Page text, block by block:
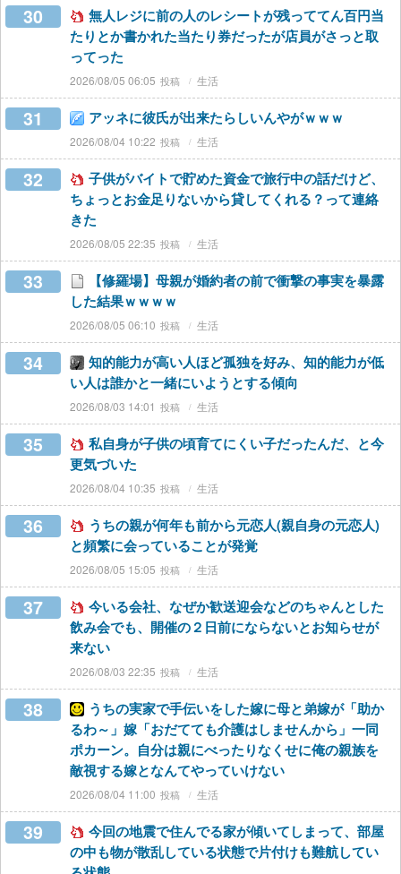
30
無人レジに前の人のレシートが残っててん百円当
たりとか書かれた当たり券だったが店員がさっと取
ってった
2026/08/05 06:05 生活
31 アッネに彼氏が出来たらしいんやがｗｗｗ
2026/08/04 10:22 生活
32
子供がバイトで貯めた資金で旅行中の話だけど、
ちょっとお金足りないから貸してくれる？って連絡
きた
2026/08/05 22:35 生活
33
【修羅場】母親が婚約者の前で衝撃の事実を暴露
した結果ｗｗｗｗ
2026/08/05 06:10 生活
34
知的能力が高い人ほど孤独を好み、知的能力が低
い人は誰かと一緒にいようとする傾向
2026/08/03 14:01 生活
35
私自身が子供の頃育てにくい子だったんだ、と今
更気づいた
2026/08/04 10:35 生活
36
うちの親が何年も前から元恋人(親自身の元恋人)
と頻繁に会っていることが発覚
2026/08/05 15:05 生活
37
今いる会社、なぜか歓送迎会などのちゃんとした
飲み会でも、開催の２日前にならないとお知らせが
来ない
2026/08/03 22:35 生活
38
うちの実家で手伝いをした嫁に母と弟嫁が「助か
るわ～」嫁「おだてても介護はしませんから」一同
ポカーン。自分は親にべったりなくせに俺の親族を
敵視する嫁となんてやっていけない
2026/08/04 11:00 生活
39
今回の地震で住んでる家が傾いてしまって、部屋
の中も物が散乱している状態で片付けも難航してい